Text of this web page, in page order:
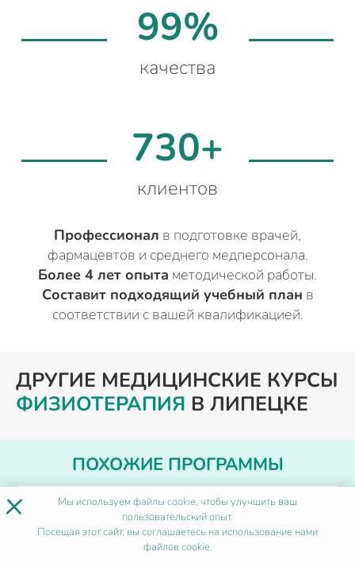
99%
качества
730+
клиентов
Профессионал в подготовке врачей,
фармацевтов и среднего медперсонала.
Более 4 лет опыта методической работы.
Составит подходящий учебный план в
соответствии с вашей квалификацией.
ДРУГИЕ МЕДИЦИНСКИЕ КУРСЫ
ФИЗИОТЕРАПИЯ В ЛИПЕЦКЕ
ПОХОЖИЕ ПРОГРАММЫ
Сенсорная интеграция
× Мы используемфайлы cookie, чтобы улучшить ваш
пользовательский опыт.
Посещая этот сайт, вы соглашаетесь на использование нами
файлов cookie.